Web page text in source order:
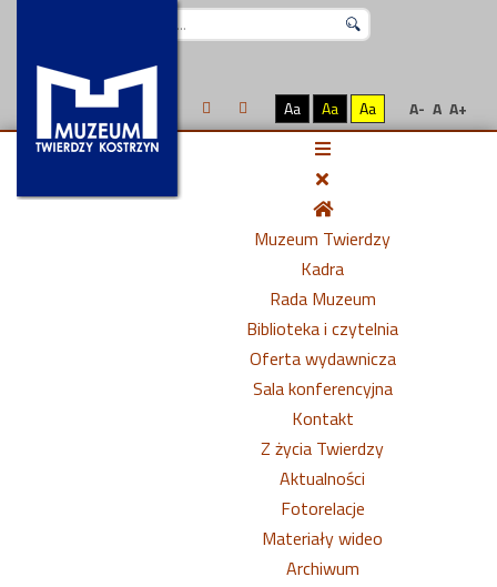
Aa Aa Aa A- A A+
Muzeum Twierdzy
Kadra
Rada Muzeum
Biblioteka i czytelnia
Oferta wydawnicza
Sala konferencyjna
Kontakt
Z życia Twierdzy
Aktualności
Fotorelacje
Materiały wideo
Archiwum